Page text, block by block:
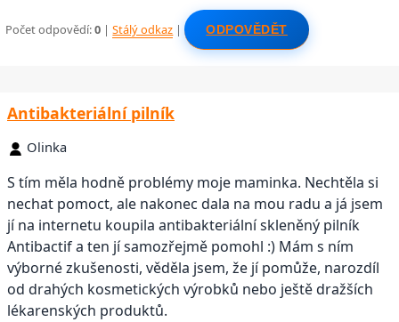
Počet odpovědí:0 |Stálý odkaz | ODPOVĚDĚT
Antibakteriální pilník
Olinka
S tím měla hodně problémy moje maminka. Nechtěla si
nechat pomoct, ale nakonec dala na mou radu a já jsem
jí na internetu koupila antibakteriální skleněný pilník
Antibactif a ten jí samozřejmě pomohl :) Mám s ním
výborné zkušenosti, věděla jsem, že jí pomůže, narozdíl
od drahých kosmetických výrobků nebo ještě dražších
lékarenských produktů.